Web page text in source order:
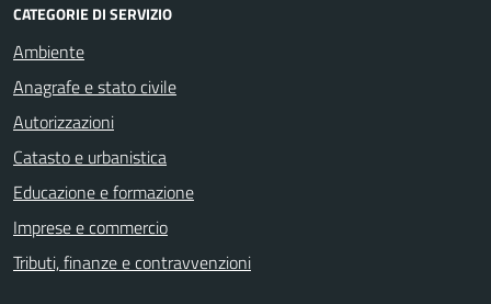
CATEGORIE DI SERVIZIO
Ambiente
Anagrafe e stato civile
Autorizzazioni
Catasto e urbanistica
Educazione e formazione
Imprese e commercio
Tributi, finanze e contravvenzioni